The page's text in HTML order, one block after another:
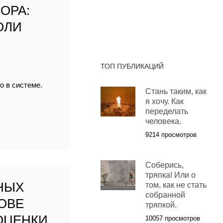
в системе.
ТОП ПУБЛИКАЦИЙ
Стань таким, как
я хочу. Как
переделать
человека.
9214 просмотров
Соберись,
тряпка! Или о
том, как не стать
собранной
тряпкой.
10057 просмотров